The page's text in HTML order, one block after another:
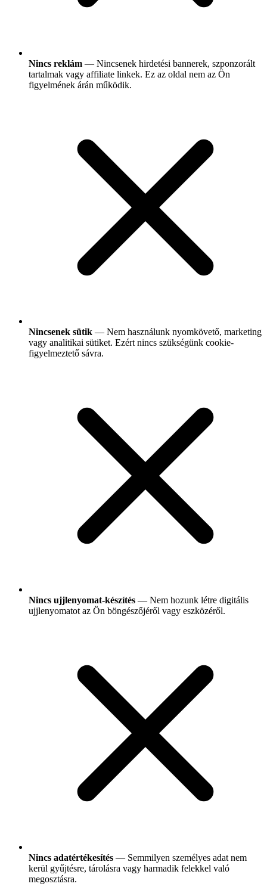
Nincs reklám — Nincsenek hirdetési bannerek, szponzorált
tartalmak vagy affiliate linkek. Ez az oldal nem az Ön
figyelmének árán működik.
Nincsenek sütik — Nem használunk nyomkövető, marketing
vagy analitikai sütiket. Ezért nincs szükségünk cookie-
figyelmeztető sávra.
Nincs ujjlenyomat-készítés — Nem hozunk létre digitális
ujjlenyomatot az Ön böngészőjéről vagy eszközéről.
Nincs adatértékesítés — Semmilyen személyes adat nem
kerül gyűjtésre, tárolásra vagy harmadik felekkel való
megosztásra.